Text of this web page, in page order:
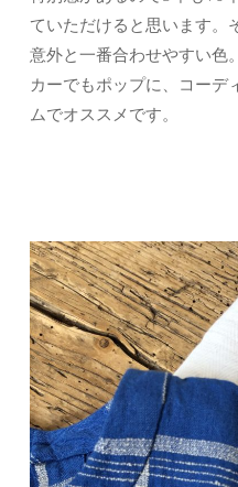
ていただけると思います。
意外と一番合わせやすい色
カーでもポップに、コーデ
ムでオススメです。